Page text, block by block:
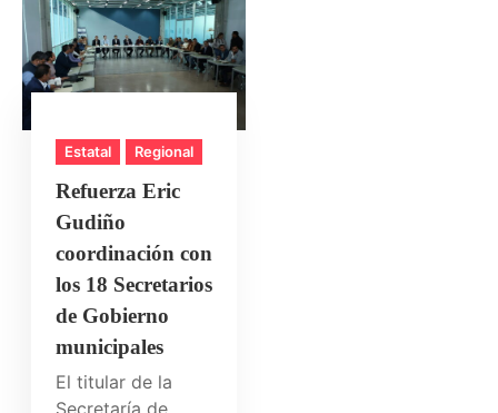
Estatal Regional
Refuerza Eric
Gudiño
coordinación con
los 18 Secretarios
de Gobierno
municipales
El titular de la